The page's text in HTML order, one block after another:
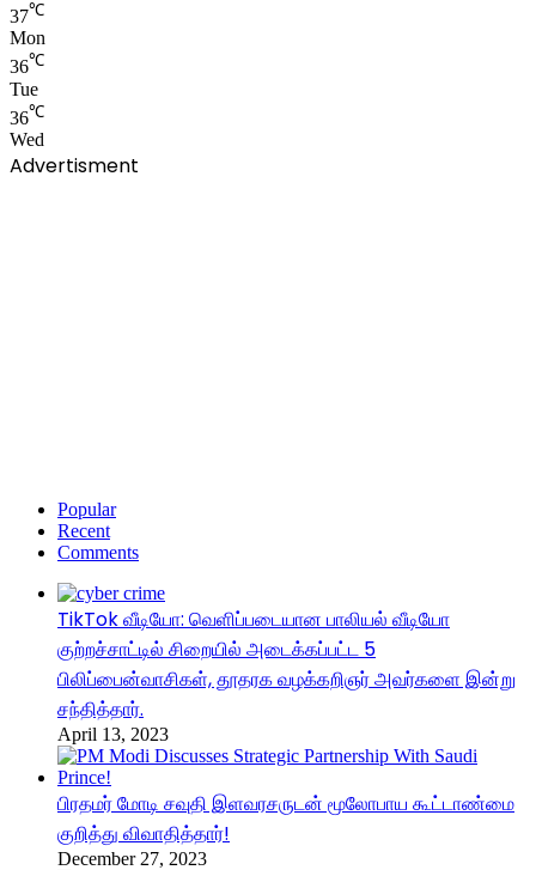
37℃
Mon
36℃
Tue
36℃
Wed
Advertisment
Popular
Recent
Comments
TikTok வீடியோ: வெளிப்படையான பாலியல் வீடியோ
குற்றச்சாட்டில் சிறையில் அடைக்கப்பட்ட 5
பிலிப்பைன்வாசிகள், தூதரக வழக்கறிஞர் அவர்களை இன்று
சந்தித்தார்.
April 13, 2023
பிரதமர் மோடி சவுதி இளவரசருடன் மூலோபாய கூட்டாண்மை
குறித்து விவாதித்தார்!
December 27, 2023